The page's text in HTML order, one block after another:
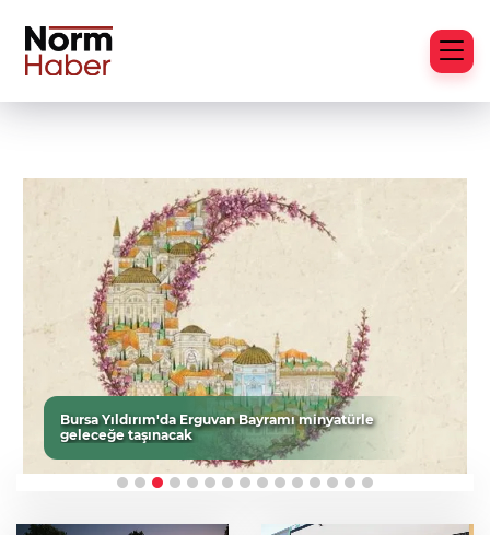
Bursa Yıldırım'da Erguvan Bayramı minyatürle
geleceğe taşınacak